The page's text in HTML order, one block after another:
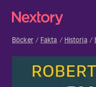
Böcker Fakta Historia